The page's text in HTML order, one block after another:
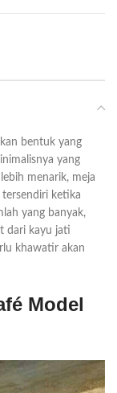
bentuk yang
yang
menarik, meja
tersendiri ketika
yang banyak,
dari kayu jati
khawatir akan
Model